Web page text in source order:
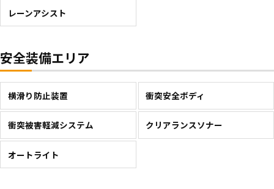
レーンアシスト
安全装備エリア
横滑り防止装置 衝突安全ボディ
衝突被害軽減システム クリアランスソナー
オートライト